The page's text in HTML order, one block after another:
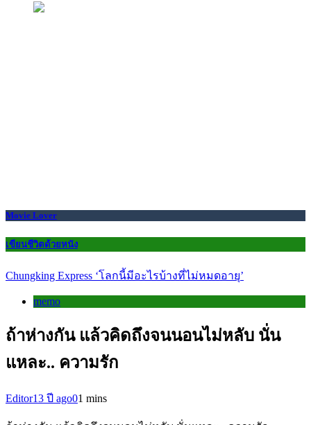
Movie Lover
เขียนชีวิตด้วยหนัง
Chungking Express ‘โลกนี้มีอะไรบ้างที่ไม่หมดอายุ’
memo
ถ้าห่างกัน แล้วคิดถึงจนนอนไม่หลับ นั่น
แหละ.. ความรัก
Editor13 ปี ago01 mins